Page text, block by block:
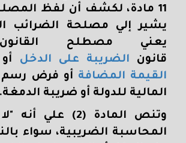
11 مادة، لكشف أن لفظ
يشير إلي مصلحة الضرائب
يعني مصطلح القانون
قانون الضريبة على الدخل أو
القيمة المضافة أو فرض رسم
المالية للدولة أو ضريبة الدمغة.
وتنص المادة (2)
المحاسبة الضريبية، سواء